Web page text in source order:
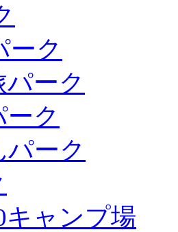
ーク
パーク
ーク
パーク
キャンプ場